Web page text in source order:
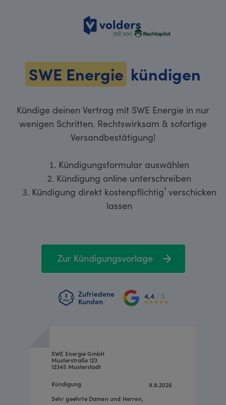
volders
SWE Energie kündigen
Kündige deinen Vertrag mit SWE Energie in nur
wenigen Schritten. Rechtswirksam & sofortige
Versandbestätigung!
Kündigungsformular auswählen
Kündigung online unterschreiben
Kündigung direkt kostenpflichtig¹ verschicken
lassen
Zur Kündigungsvorlage
Zufriedene
Kunden
4,4 / 5
9.8.2026
SWE Energie GmbH
Musterstraße 123
12345 Musterstadt
Sehr geehrte Damen und Herren,
Kündigung